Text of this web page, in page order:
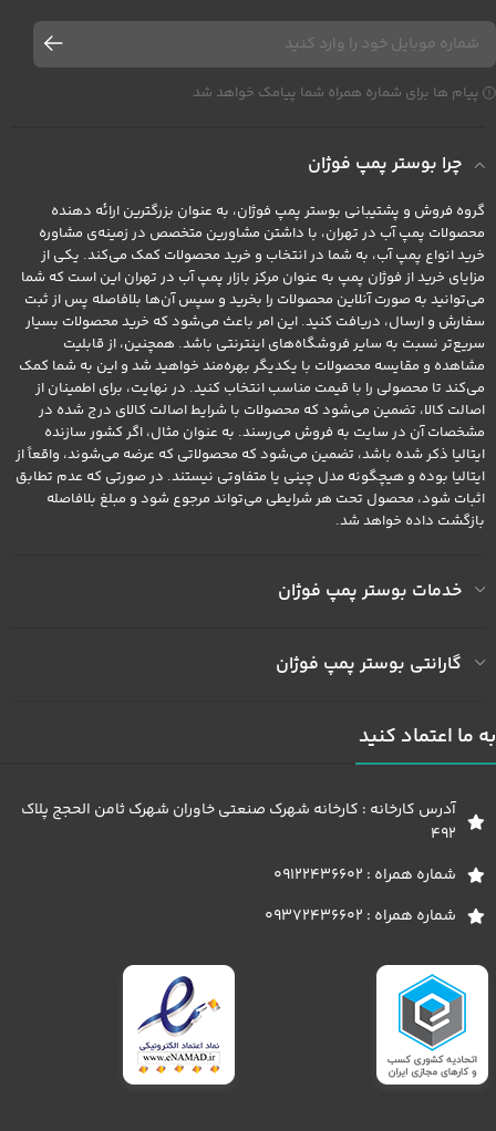
پیام ها برای شماره همراه شما پیامک خواهد شد
چرا بوستر پمپ فوژان
گروه فروش و پشتیبانی بوستر پمپ فوژان، به عنوان بزرگترین ارائه دهنده
محصولات پمپ آب در تهران، با داشتن مشاورین متخصص در زمینه‌ی مشاوره
خرید انواع پمپ آب، به شما در انتخاب و خرید محصولات کمک می‌کند. یکی از
مزایای خرید از فوژان پمپ به عنوان مرکز بازار پمپ آب در تهران این است که شما
می‌توانید به صورت آنلاین محصولات را بخرید و سپس آن‌ها بلافاصله پس از ثبت
سفارش و ارسال، دریافت کنید. این امر باعث می‌شود که خرید محصولات بسیار
سریع‌تر نسبت به سایر فروشگاه‌های اینترنتی باشد. همچنین، از قابلیت
مشاهده و مقایسه محصولات با یکدیگر بهره‌مند خواهید شد و این به شما کمک
می‌کند تا محصولی را با قیمت مناسب انتخاب کنید. در نهایت، برای اطمینان از
اصالت کالا، تضمین می‌شود که محصولات با شرایط اصالت کالای درج شده در
مشخصات آن در سایت به فروش می‌رسند. به عنوان مثال، اگر کشور سازنده
ایتالیا ذکر شده باشد، تضمین می‌شود که محصولاتی که عرضه می‌شوند، واقعاً از
ایتالیا بوده و هیچگونه مدل چینی یا متفاوتی نیستند. در صورتی که عدم تطابق
اثبات شود، محصول تحت هر شرایطی می‌تواند مرجوع شود و مبلغ بلافاصله
بازگشت داده خواهد شد.
خدمات بوستر پمپ فوژان
گارانتی بوستر پمپ فوژان
به ما اعتماد کنید
آدرس کارخانه : کارخانه شهرک صنعتی خاوران شهرک ثامن الحجج پلاک
492
شماره همراه : 09122436602
شماره همراه : 09372436602